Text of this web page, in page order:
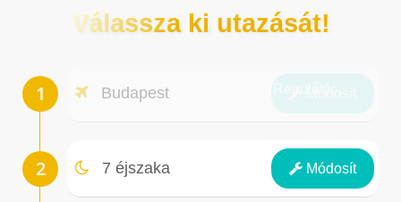
Válassza ki utazását!
Budapest
7 éjszaka Módosít
Éjszakák